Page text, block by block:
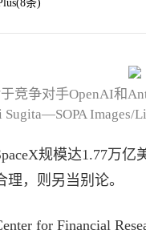
8条)
竞争对手OpenAI和
Images/
规模达1.77万
，则另当别论。
for Financial